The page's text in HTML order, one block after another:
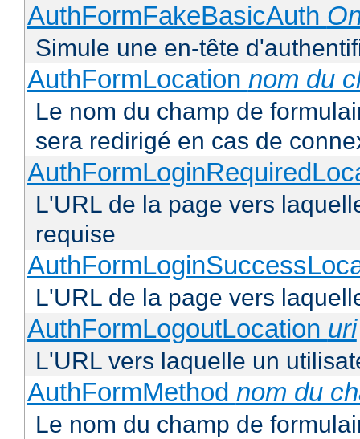
AuthFormFakeBasicAuth
Simule une en-tête
AuthFormLocation nom du
Le nom du champ de
sera redirigé en cas de
L'URL de la page vers
requise
L'URL de la page vers
AuthFormLogoutLocation uri
L'URL vers laquelle un
AuthFormMethod nom du
Le nom du champ de